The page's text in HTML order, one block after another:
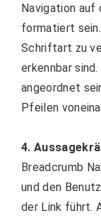
Navigation
formatiert
Schriftart zu
erkennbar
angeordnet
Pfeilen
4.
Breadcrumb
und den
der Link führt.